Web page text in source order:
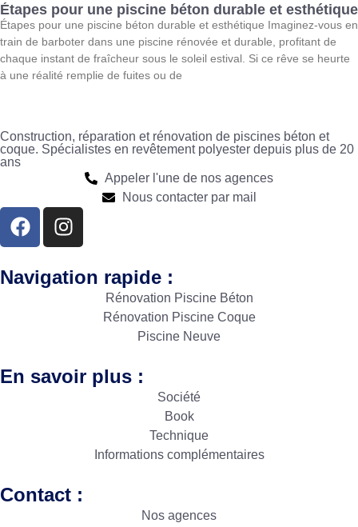
Étapes pour une piscine béton durable et esthétique
Étapes pour une piscine béton durable et esthétique Imaginez-vous en
train de barboter dans une piscine rénovée et durable, profitant de
chaque instant de fraîcheur sous le soleil estival. Si ce rêve se heurte
à une réalité remplie de fuites ou de
Construction, réparation et rénovation de piscines béton et
coque. Spécialistes en revêtement polyester depuis plus de 20
ans
Appeler l'une de nos agences
Nous contacter par mail
Navigation rapide :
Rénovation Piscine Béton
Rénovation Piscine Coque
Piscine Neuve
En savoir plus :
Société
Book
Technique
Informations complémentaires
Contact :
Nos agences